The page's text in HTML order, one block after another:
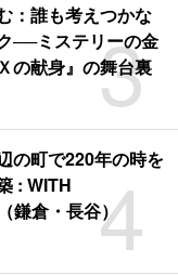
3
：誰も考えつかな
──ミステリーの金
の献身』の舞台裏
4
の町で220年の時を
: WITH
鎌倉・長谷）